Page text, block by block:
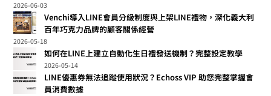
2026-06-03
Venchi導入LINE會員分級制度與上架LINE禮物，深化義大利
百年巧克力品牌的顧客關係經營
2026-05-18
如何在LINE上建立自動化生日禮發送機制？完整設定教學
2026-05-14
LINE優惠券無法追蹤使用狀況？Echoss VIP 助您完整掌握會
員消費數據